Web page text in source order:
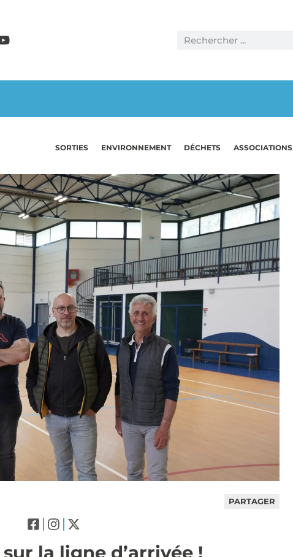
SORTIES ENVIRONNEMENT DÉCHETS ASSOCIATIONS
PARTAGER
la ligne d’arrivée !